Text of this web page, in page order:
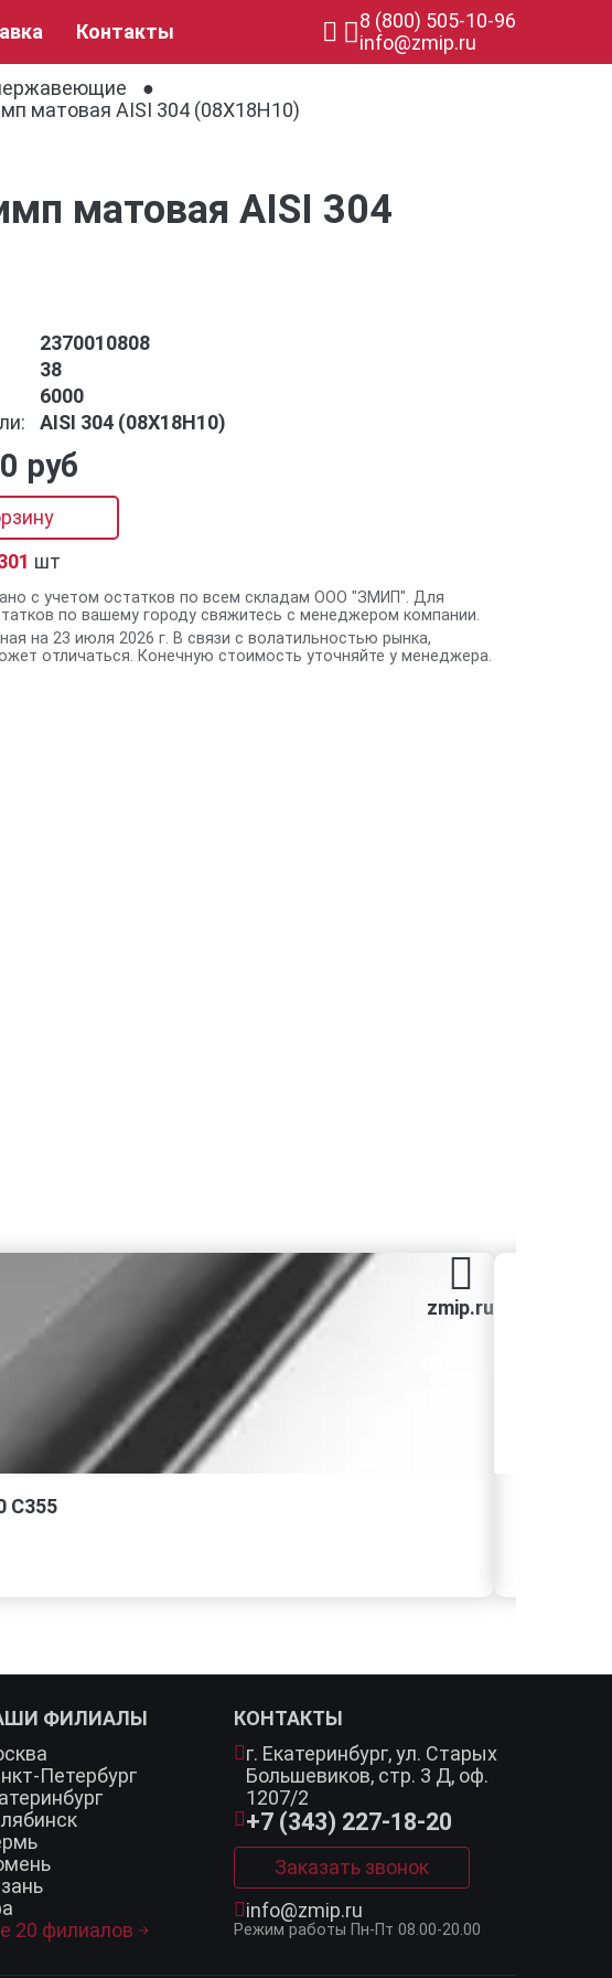
Контакты
8 (800) 505-10-96
info@zmip.ru
матовая AISI 304 (08Х18Н10)
матовая AISI 304
2370010808
38
6000
AISI 304 (08Х18Н10)
руб
шт
с учетом остатков по всем складам ООО "ЗМИП". Для
по вашему городу свяжитесь с менеджером компании.
на 23 июля 2026 г. В связи с волатильностью рынка,
отличаться. Конечную стоимость уточняйте у менеджера.
zmip.ru
С355
ФИЛИАЛЫ
Петербург
20 филиалов
КОНТАКТЫ
г. Екатеринбург,ул. Старых
Большевиков, стр. 3 Д, оф.
1207/2
+7 (343) 227-18-20
Заказать звонок
info@zmip.ru
Режим работы Пн-Пт 08.00-20.00